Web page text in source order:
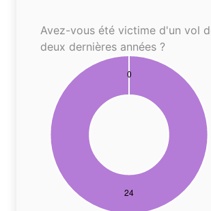
Avez-vous été victime d'un vol
deux dernières années ?